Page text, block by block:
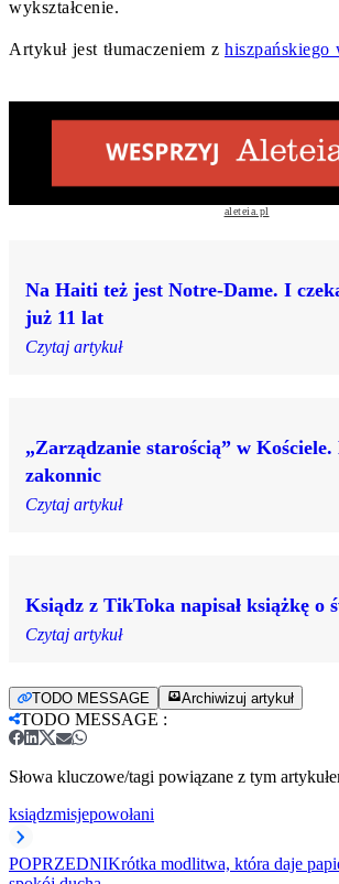
wykształcenie.
Artykuł jest tłumaczeniem z hiszpańskiego
aleteia.pl
Na Haiti też jest Notre-Dame. I
już 11 lat
Czytaj artykuł
„Zarządzanie starością” w
zakonnic
Czytaj artykuł
Ksiądz z TikToka napisał książkę o
Czytaj artykuł
TODO MESSAGE Archiwizuj artykuł
TODO MESSAGE :
Słowa kluczowe/tagi powiązane z tym
ksiądzmisjepowołani
POPRZEDNIKrótka modlitwa, która daje